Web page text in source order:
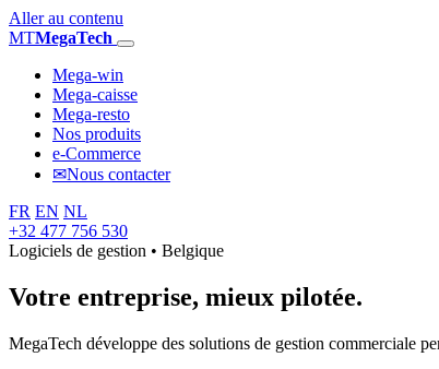
Aller au contenu
MTMegaTech
Mega-win
Mega-caisse
Mega-resto
Nos produits
e-Commerce
✉Nous contacter
FR EN NL
+32 477 756 530
Logiciels de gestion • Belgique
Votre entreprise, mieux pilotée.
MegaTech développe des solutions de gestion commerciale